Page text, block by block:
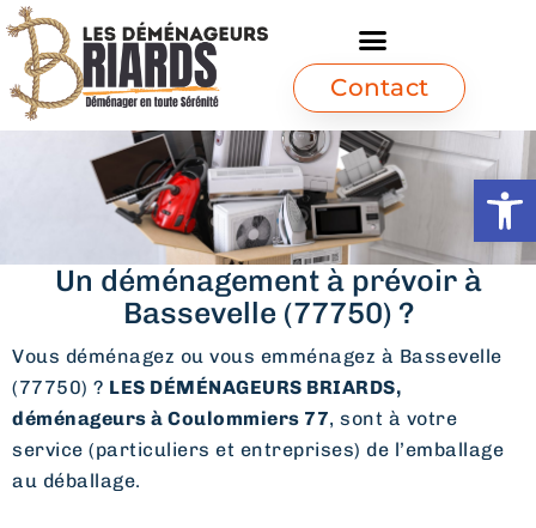
Ouvrir
Contact
Un déménagement à prévoir à
Bassevelle (77750) ?
Vous déménagez ou vous emménagez à Bassevelle
(77750) ? LES DÉMÉNAGEURS BRIARDS,
déménageurs à Coulommiers 77, sont à votre
service (particuliers et entreprises) de l’emballage
au déballage.